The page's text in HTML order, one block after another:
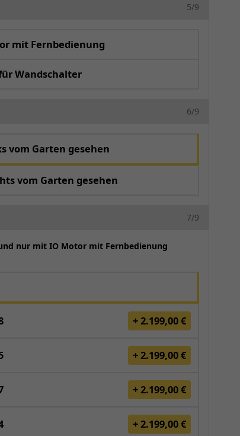
5/9
mit Fernbedienung
Wandschalter
6/9
vom Garten gesehen
vom Garten gesehen
7/9
nur mit IO Motor mit Fernbedienung
+ 2.199,00 €
+ 2.199,00 €
+ 2.199,00 €
+ 2.199,00 €